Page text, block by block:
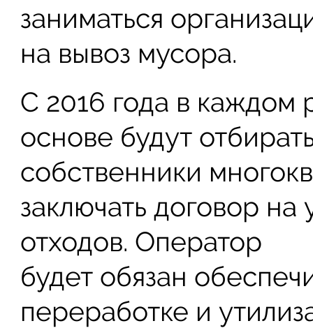
заниматься
на вывоз мусора.
С 2016 года в каждом
основе будут
собственники
заключать договор
отходов. Оператор
будет обязан
переработке и